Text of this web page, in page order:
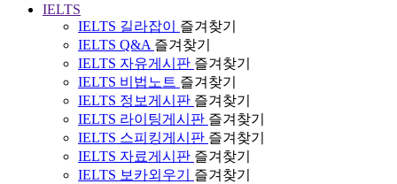
IELTS
IELTS 길라잡이
즐겨찾기
IELTS Q&A 즐겨찾기
IELTS 자유게시판 즐겨찾기
IELTS 비법노트 즐겨찾기
IELTS 정보게시판 즐겨찾기
IELTS 라이팅게시판 즐겨찾기
IELTS 스피킹게시판 즐겨찾기
IELTS 자료게시판 즐겨찾기
IELTS 보카외우기
즐겨찾기